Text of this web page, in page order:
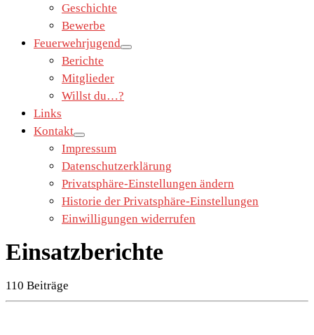
Geschichte
Bewerbe
Feuerwehrjugend
Berichte
Mitglieder
Willst du…?
Links
Kontakt
Impressum
Datenschutzerklärung
Privatsphäre-Einstellungen ändern
Historie der Privatsphäre-Einstellungen
Einwilligungen widerrufen
Einsatzberichte
110 Beiträge